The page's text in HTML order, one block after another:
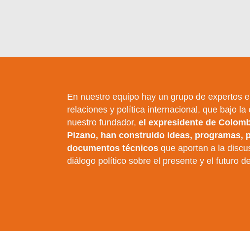
En nuestro equipo hay un grupo de expertos
relaciones y política internacional, que bajo la
nuestro fundador,el expresidente de
Pizano, han construido ideas, programas,
documentos técnicos que aportan a la
diálogo político sobre el presente y el futuro